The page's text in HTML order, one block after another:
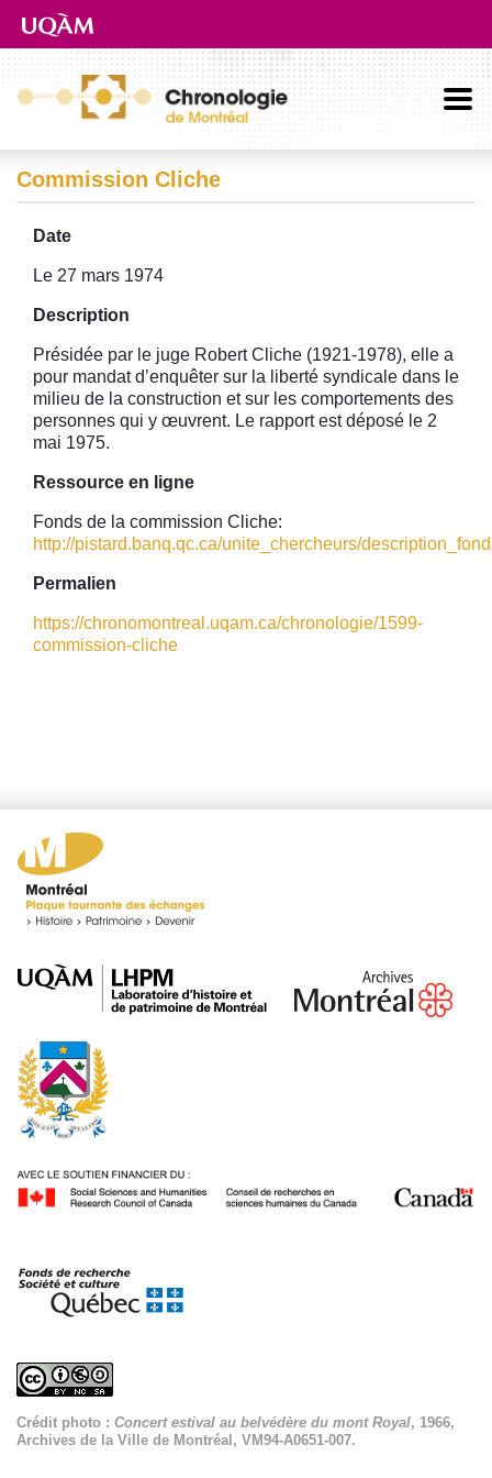
Aller directement au contenu principal
Commission Cliche
Date
Le 27 mars 1974
Description
Présidée par le juge Robert Cliche (1921-1978), elle a
pour mandat d’enquêter sur la liberté syndicale dans le
milieu de la construction et sur les comportements des
personnes qui y œuvrent. Le rapport est déposé le 2
mai 1975.
Ressource en ligne
Fonds de la commission Cliche:
http://pistard.banq.qc.ca/unite_chercheurs/
Permalien
https://chronomontreal.uqam.ca/chronologie/1599-
commission-cliche
Crédit photo : Concert estival au belvédère du mont Royal, 1966,
Archives de la Ville de Montréal, VM94-A0651-007.